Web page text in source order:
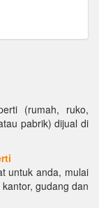
(rumah, ruko,
pabrik) dijual di
untuk anda, mulai
gudang dan